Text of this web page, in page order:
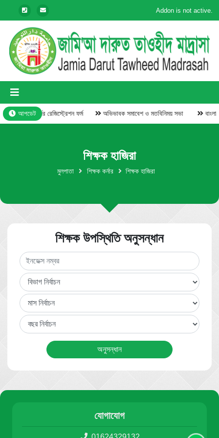
Addon is not active.
আপডেট
ও সরফ কোর্সের রেজিস্ট্রেশন ফর্ম অভিভাবক সমাবেশ ও মতবিনিময় সভা
শিক্ষক হাজিরা
মুলপাতা শিক্ষক কর্নার শিক্ষক হাজিরা
শিক্ষক উপস্থিতি অনুসন্ধান
যোগাযোগ